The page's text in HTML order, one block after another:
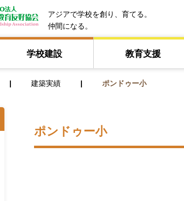
NPO法人 AEFA アジア教育友好協会
アジアで学校を創り、育てる。
仲間になる。
学校建設 教育⽀援
建築実績 ポンドゥー小
ポンドゥー小